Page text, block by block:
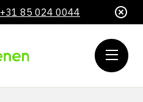
+31 85 024 0044